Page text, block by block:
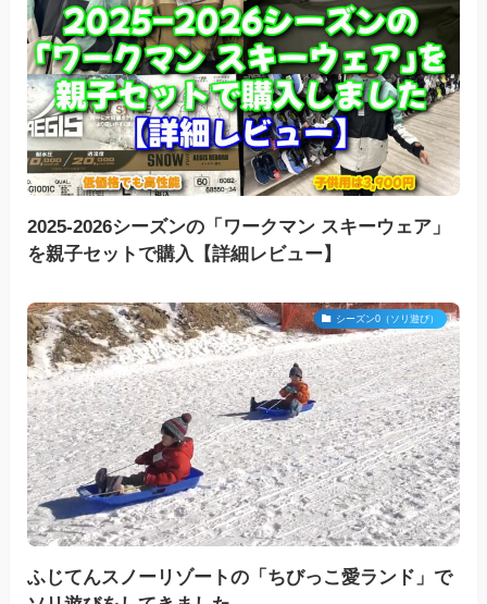
2025-2026シーズンの「ワークマン スキーウェア」
を親子セットで購入【詳細レビュー】
シーズン0（ソリ遊び）
ふじてんスノーリゾートの「ちびっこ愛ランド」で